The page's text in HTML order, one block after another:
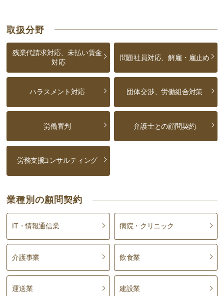
取扱分野
残業代請求対応、未払い賃金
対応
問題社員対応、解雇・雇止め
ハラスメント対応 団体交渉、労働組合対策
労働審判 弁護士との顧問契約
労務支援コンサルティング
業種別の顧問契約
IT・情報通信業 病院・クリニック
介護事業 飲食業
運送業 建設業